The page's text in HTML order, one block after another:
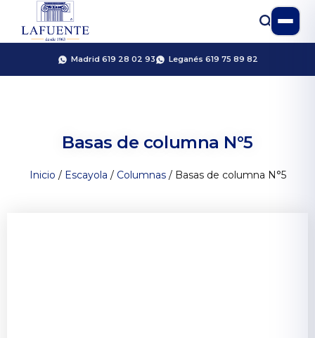
Madrid 619 28 02 93 Leganés 619 75 89 82
Basas de columna N°5
Inicio / Escayola / Columnas/ Basas de columna N°5